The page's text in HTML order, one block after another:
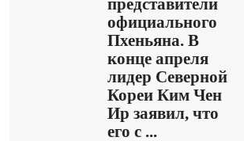
представители
официального
Пхеньяна. В
конце апреля
лидер Северной
Кореи Ким Чен
Ир заявил, что
его с ...